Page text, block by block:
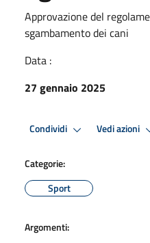
Approvazione del
sgambamento dei cani
Data :
27 gennaio 2025
Condividi Vedi azioni
Categorie:
Sport
Argomenti: